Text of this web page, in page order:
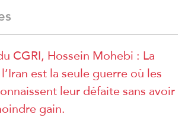
CGRI, Hossein Mohebi : La
est la seule guerre où les
leur défaite sans avoir
gain.